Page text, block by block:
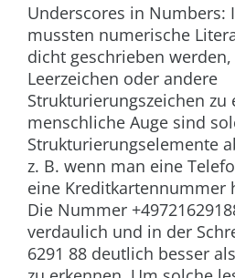
Underscores in Numbers:
mussten numerische
dicht geschrieben
Leerzeichen oder andere
Strukturierungszeichen zu
menschliche Auge sind
Strukturierungselemente
z. B. wenn man eine
eine Kreditkartennummer
Die Nummer
verdaulich und in der
6291 88 deutlich besser